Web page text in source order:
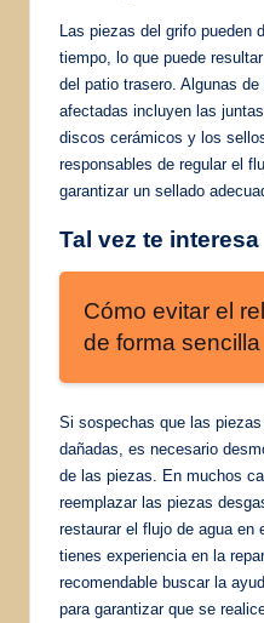
Las piezas del grifo pueden
tiempo, lo que puede
del patio trasero. Algunas
afectadas incluyen las
discos cerámicos y los
responsables de regular el
garantizar un sellado
Tal vez te interesa
Cómo evitar el
de forma sencilla
Si sospechas que las
dañadas, es necesario
de las piezas. En muchos
reemplazar las piezas
restaurar el flujo de agua en
tienes experiencia en la
recomendable buscar la
para garantizar que se